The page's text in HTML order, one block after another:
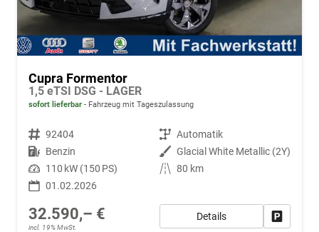
Cupra Formentor
1,5 eTSI DSG - LAGER
sofort lieferbar Fahrzeug mit Tageszulassung
Fahrzeugnr. 92404 Getriebe Automatik
Kraftstoff Benzin Außenfarbe Glacial White Metallic (2Y)
Leistung 110 kW (150 PS) Kilometerstand 80 km
01.02.2026
32.590,– €
incl. 19% MwSt.
Details